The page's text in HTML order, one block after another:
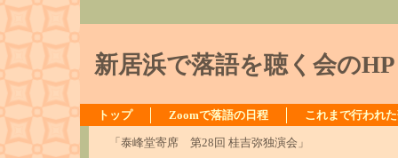
新居浜で落語を聴く会のHP
トップ Zoomで落語の日程 これまで行われ
「泰峰堂寄席 第28回 桂吉弥独演会」